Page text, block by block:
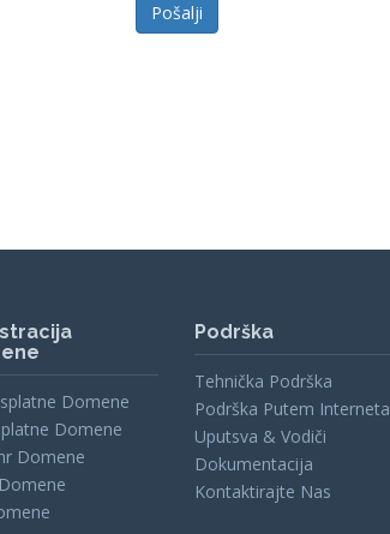
Pošalji
Domene
Domene
Domene
Podrška
Tehnička Podrška
Podrška Putem Interneta
Uputsva & Vodiči
Dokumentacija
Kontaktirajte Nas